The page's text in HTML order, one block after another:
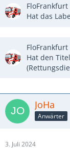
FloFrankfurt
Hat das
FloFrankfurt
Hat den
JoHa
Anwärter
3. Juli 2024